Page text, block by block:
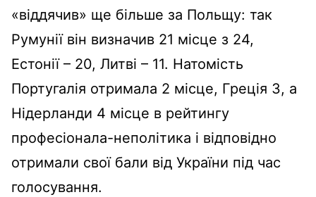
«віддячив» ще більше за Польщу: так
Румунії він визначив 21 місце з 24,
Естонії – 20, Литві – 11. Натомість
Португалія отримала 2 місце, Греція 3, а
Нідерланди 4 місце в рейтингу
професіонала-неполітика і відповідно
отримали свої бали від України під час
голосування.